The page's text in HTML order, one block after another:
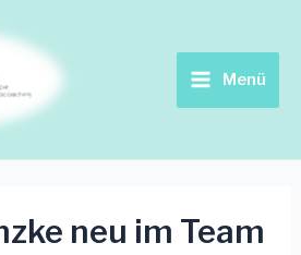
Menu
Menü
neu im Team